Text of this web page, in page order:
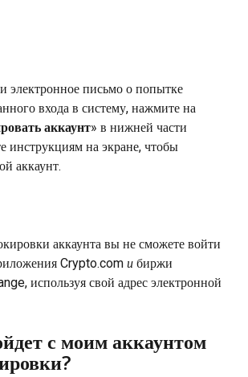
электронное письмо о попытке
входа в систему, нажмите на
аккаунт» в нижней части
инструкциям на экране, чтобы
аккаунт.
аккаунта вы не сможете войти
Crypto.com и биржи
используя свой адрес электронной
с моим аккаунтом